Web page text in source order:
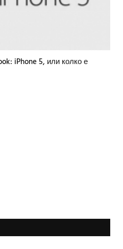
iPhone 5, или колко е